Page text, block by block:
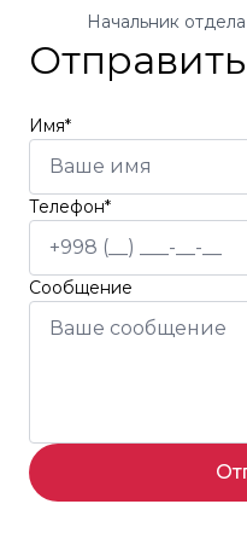
Начальник
Имя*
Телефон*
Сообщение